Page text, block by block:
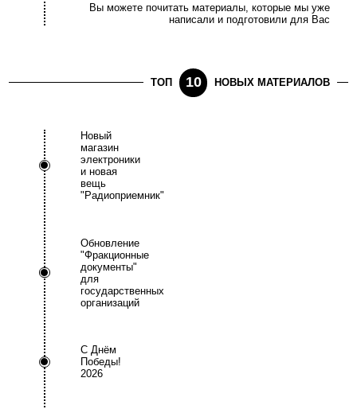
Вы можете почитать материалы, которые мы уже
написали и подготовили для Вас
ТОП 10 НОВЫХ МАТЕРИАЛОВ
Новый
магазин
электроники
и новая
вещь
"Радиоприемник"
Обновление
"Фракционные
документы"
для
государственных
организаций
С Днём
Победы!
2026